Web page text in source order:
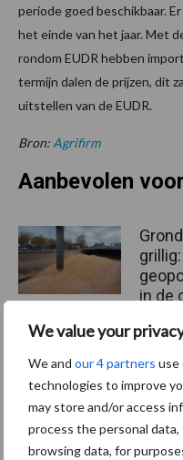
We value your
We and our 4 partners use
technologies to improve
may store and/or access
process the personal data,
browsing data, for
periode goed beschikbaar.
het einde van het jaar. Met
rondom EUDR hebben
termijn dalen de prijzen, dit
uitstellen van de EUDR.
Bron: Agrifirm
Aanbevolen
in de
De
voor